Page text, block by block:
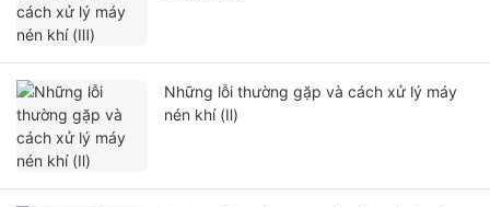
Những lỗi thường gặp và cách xử lý máy
nén khí (Ⅱ)